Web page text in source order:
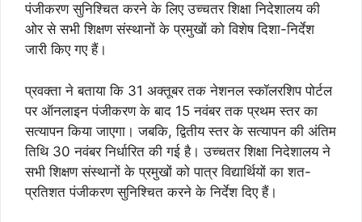
पंजीकरण सुनिश्चित करने के लिए उच्चतर शिक्षा निदेशालय की
ओर से सभी शिक्षण संस्थानों के प्रमुखों को विशेष दिशा-निर्देश
जारी किए गए हैं।
प्रवक्ता ने बताया कि 31 अक्तूबर तक नेशनल स्कॉलरशिप पोर्टल
पर ऑनलाइन पंजीकरण के बाद 15 नवंबर तक प्रथम स्तर का
सत्यापन किया जाएगा। जबकि, द्वितीय स्तर के सत्यापन की अंतिम
तिथि 30 नवंबर निर्धारित की गई है। उच्चतर शिक्षा निदेशालय ने
सभी शिक्षण संस्थानों के प्रमुखों को पात्र विद्यार्थियों का शत-
प्रतिशत पंजीकरण सुनिश्चित करने के निर्देश दिए हैं।